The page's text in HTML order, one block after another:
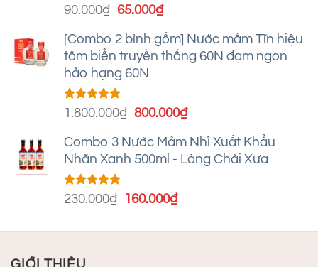
Được xếp
5.00
90.000₫ Giá
là:
90.000₫.
65.000₫Giá
tại
là:
[Combo 2 bình gốm] Nước mắm Tĩn hiệu
tôm biển truyền thống 60N đạm ngon
hảo hạng 60N
Được xếp
1.800.000₫ Giá
là:
1.800.000₫.
800.000₫Giá
tại
là:
Combo 3 Nước Mắm Nhỉ Xuất Khẩu
Nhãn Xanh 500ml - Làng Chài Xưa
Được xếp
5.00
230.000₫ Giá
là:
160.000₫Giá
tại